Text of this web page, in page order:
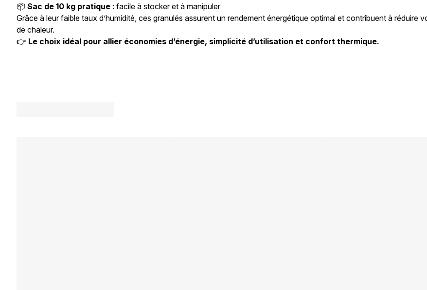
📦Sac de 10 kg pratique : facile à stocker et à manipuler
Grâce à leur faible taux d’humidité, ces granulés assurent un rendement énergétique optimal et contribuent à
de chaleur.
👉 Le choix idéal pour allier économies d’énergie, simplicité d’utilisation et confort thermique.